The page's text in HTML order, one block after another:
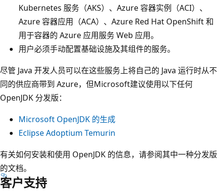
Kubernetes 服务（AKS）、Azure 容器实例（ACI）、
Azure 容器应用（ACA）、Azure Red Hat OpenShift 和
用于容器的 Azure 应用服务 Web 应用。
用户必须手动配置基础设施及其组件的服务。
尽管 Java 开发人员可以在这些服务上将自己的 Java 运行时从不
同的供应商带到 Azure，但Microsoft建议使用以下任何
OpenJDK 分发版：
Microsoft OpenJDK 的生成
Eclipse Adoptium Temurin
有关如何安装和使用 OpenJDK 的信息，请参阅其中一种分发版
的文档。
客户支持